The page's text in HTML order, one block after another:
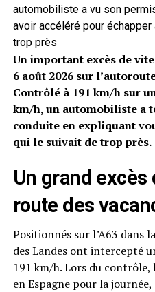
automobiliste a vu son
avoir accéléré pour
trop près
Un important excès de
6 août 2026 sur
Contrôlé à 191 km/h sur
km/h, un automobiliste a
conduite en expliquant
qui le suivait de trop près.
Un grand
route des
Positionnés sur l’A63 dans
des Landes ont intercepté
191 km/h. Lors du
en Espagne pour la